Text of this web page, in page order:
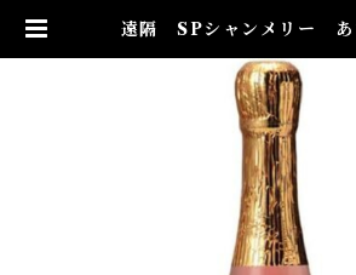
遠隔 SPシャンメリー あ